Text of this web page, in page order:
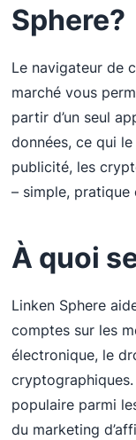
Sphere?
Le navigateur de
marché vous
partir d’un seul
données, ce qui
publicité, les
– simple, pratique
À quoi
Linken Sphere
comptes sur les
électronique, le
populaire parmi
du marketing